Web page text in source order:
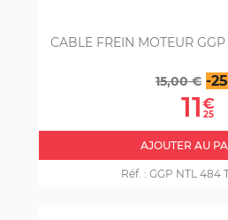
CABLE FREIN MOTEUR
Prix
base
15,00 € -
11€
25
AJOUTER AU
Réf. : GGP NTL 484